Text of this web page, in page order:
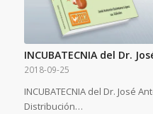
INCUBATECNIA del Dr.
2018-09-25
INCUBATECNIA del Dr. José
Distribución…